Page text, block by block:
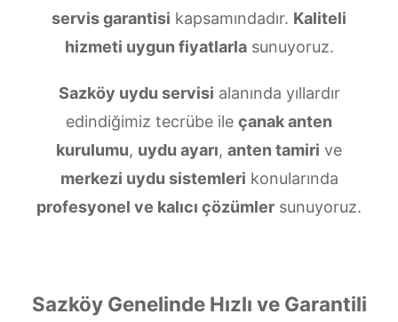
servis garantisi kapsamındadır. Kaliteli
hizmeti uygun fiyatlarlasunuyoruz.
Sazköy uydu servisi alanında yıllardır
edindiğimiz tecrübe ile çanak anten
kurulumu, uydu ayarı, anten tamiri ve
merkezi uydu sistemleri konularında
profesyonel ve kalıcı çözümler sunuyoruz.
Sazköy Genelinde Hızlı ve Garantili